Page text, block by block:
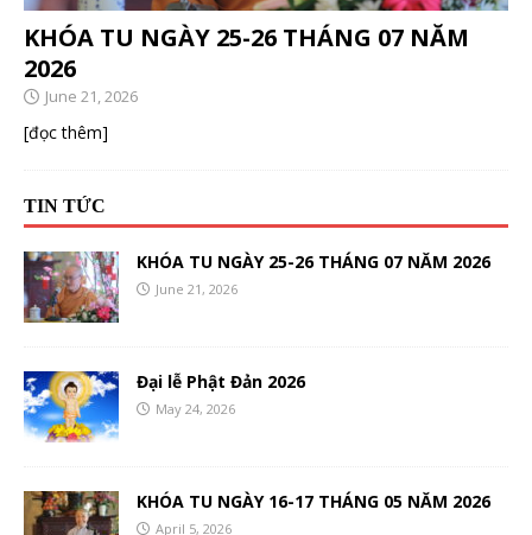
KHÓA TU NGÀY 25-26 THÁNG 07 NĂM
2026
June 21, 2026
[đọc thêm]
TIN TỨC
KHÓA TU NGÀY 25-26 THÁNG 07 NĂM 2026
June 21, 2026
Đại lễ Phật Đản 2026
May 24, 2026
KHÓA TU NGÀY 16-17 THÁNG 05 NĂM 2026
April 5, 2026